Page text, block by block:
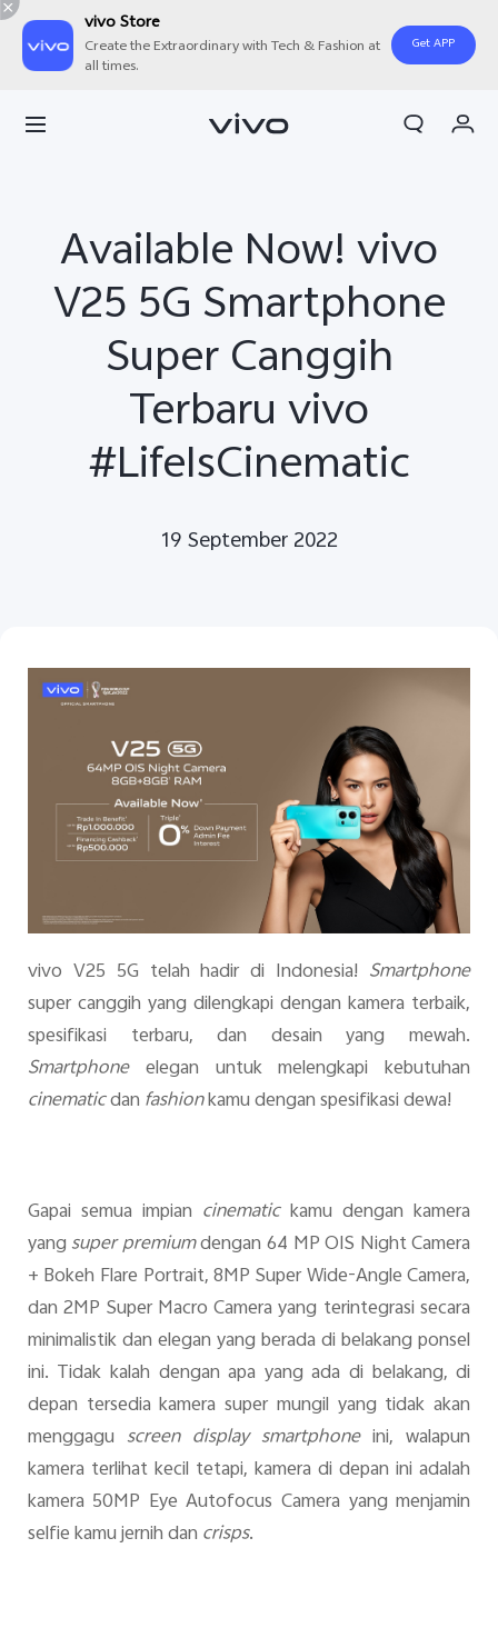
vivo Store
Create the Extraordinary with Tech & Fashion at
all times.
Get APP
Akun Saya
Available Now! vivo
V25 5G Smartphone
Super Canggih
Terbaru vivo
#LifeIsCinematic
19 September 2022
vivo V25 5G telah hadir di Indonesia! Smartphone
super canggih yang dilengkapi dengan kamera terbaik,
spesifikasi terbaru, dan desain yang mewah.
Smartphoneelegan untuk melengkapi kebutuhan
cinematicdan fashionkamu dengan spesifikasi dewa!
Gapai semua impian cinematickamu dengan kamera
yang super premiumdengan 64 MP OIS Night Camera
+ Bokeh Flare Portrait, 8MP Super Wide-Angle Camera,
dan 2MP Super Macro Camera yang terintegrasi secara
minimalistik dan elegan yang berada di belakang ponsel
ini. Tidak kalah dengan apa yang ada di belakang, di
depan tersedia kamera super mungil yang tidak akan
menggagu screen display smartphoneini, walapun
kamera terlihat kecil tetapi, kamera di depan ini adalah
kamera 50MP Eye Autofocus Camera yang menjamin
selfie kamu jernih dan crisps.